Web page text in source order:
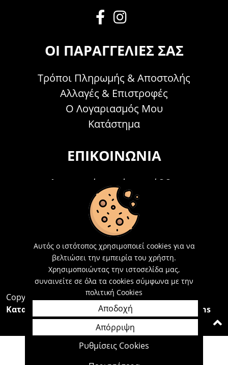
ΟΙ ΠΑΡΑΓΓΕΛΊΕΣ ΣΑΣ
Τρόποι Πληρωμής & Αποστολής
Αλλαγές & Επιστροφές
Ο Λογαριασμός Μου
Κατάστημα
ΕΠΙΚΟΙΝΩΝΊΑ
Τηλεφωνικά Δευτέρα - Σάββατο
09:00 - 15:00
Τ: 26214 00104
info@acosmetics.gr
Copyright 2026,
Acosmetics Αθανασόπουλος
Κατασκευή Ιστοσελίδων Interactive Net Solutions
Αυτός ο ιστότοπος χρησιμοποιεί cookies για να
βελτιώσει την εμπειρία του χρήστη.
Χρησιμοποιώντας την ιστοσελίδα μας,
συναινείτε σε όλα τα cookies σύμφωνα με την
πολιτική Cookies
Αποδοχή
Απόρριψη
Ρυθμίσεις Cookies